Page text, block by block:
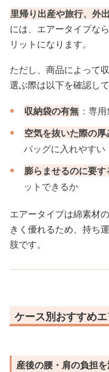
里帰り出産や旅行、外
には、エアータイプな
リットになります。
ただし、商品によって
選ぶ際は以下を確認して
収納袋の有無 ：専
空気を抜いた際の厚
バッグに入れやすい
膨らませるのに要
ットできるか
エアータイプは綿素材
きく優れるため、持ち
肢です。
ケース別おすすめ
産後の腰・肩の負担